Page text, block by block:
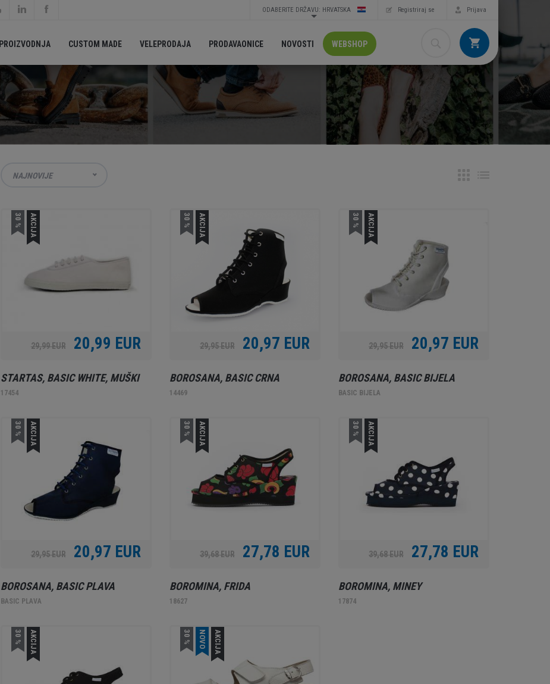
Prijava
Registriraj se
ODABERITE DRŽAVU: HRVATSKA
PROIZVODNJA CUSTOM MADE VELEPRODAJA PRODAVAONICE NOVOSTI WEBSHOP
NAJNOVIJE
30 % AKCIJA
29,99 EUR 20,99 EUR
STARTAS, BASIC WHITE, MUŠKI
17454
30 % AKCIJA
29,95 EUR 20,97 EUR
BOROSANA, BASIC CRNA
14469
30 % AKCIJA
29,95 EUR 20,97 EUR
BOROSANA, BASIC BIJELA
BASIC BIJELA
30 % AKCIJA
29,95 EUR 20,97 EUR
BOROSANA, BASIC PLAVA
BASIC PLAVA
30 % AKCIJA
39,68 EUR 27,78 EUR
BOROMINA, FRIDA
18627
30 % AKCIJA
39,68 EUR 27,78 EUR
BOROMINA, MINEY
17874
30 % AKCIJA 30 % NOVO AKCIJA